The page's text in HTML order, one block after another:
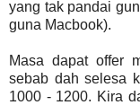
yang tak pandai
guna Macbook).
Masa dapat offer
sebab dah selesa
1000 - 1200. Kira